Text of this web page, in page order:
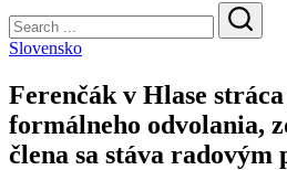
Search
Search
Slovensko
Ferenčák v Hlase
formálneho odvolania,
člena sa stáva radovým